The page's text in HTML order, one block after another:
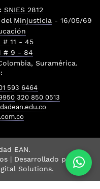
SNIES 2812
del Minjusticia - 16/05/69
# 11 - 45
# 9 - 84
Suramérica.
593 6464
320 850 0513
EAN.
| Desarrollado por
Solutions.